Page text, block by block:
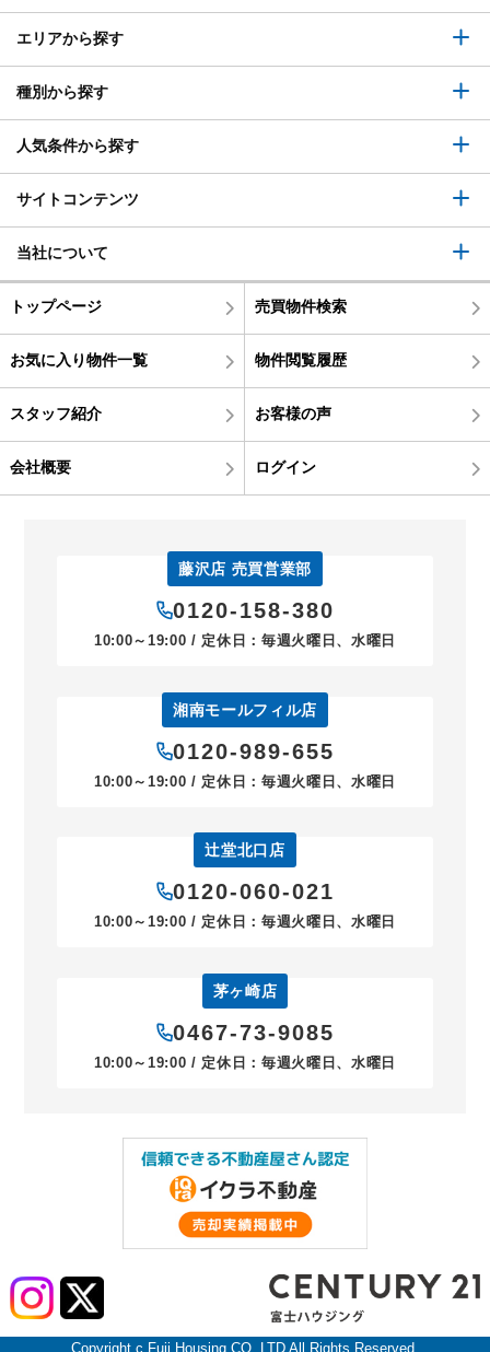
エリアから探す
種別から探す
人気条件から探す
サイトコンテンツ
当社について
トップページ 売買物件検索
お気に入り物件一覧 物件閲覧履歴
スタッフ紹介 お客様の声
会社概要 ログイン
藤沢店 売買営業部
0120-158-380
10:00～19:00 / 定休日：毎週火曜日、水曜日
湘南モールフィル店
0120-989-655
10:00～19:00 / 定休日：毎週火曜日、水曜日
辻堂北口店
0120-060-021
10:00～19:00 / 定休日：毎週火曜日、水曜日
茅ヶ崎店
0467-73-9085
10:00～19:00 / 定休日：毎週火曜日、水曜日
Copyright c Fuji Housing CO.,LTD All Rights Reserved.